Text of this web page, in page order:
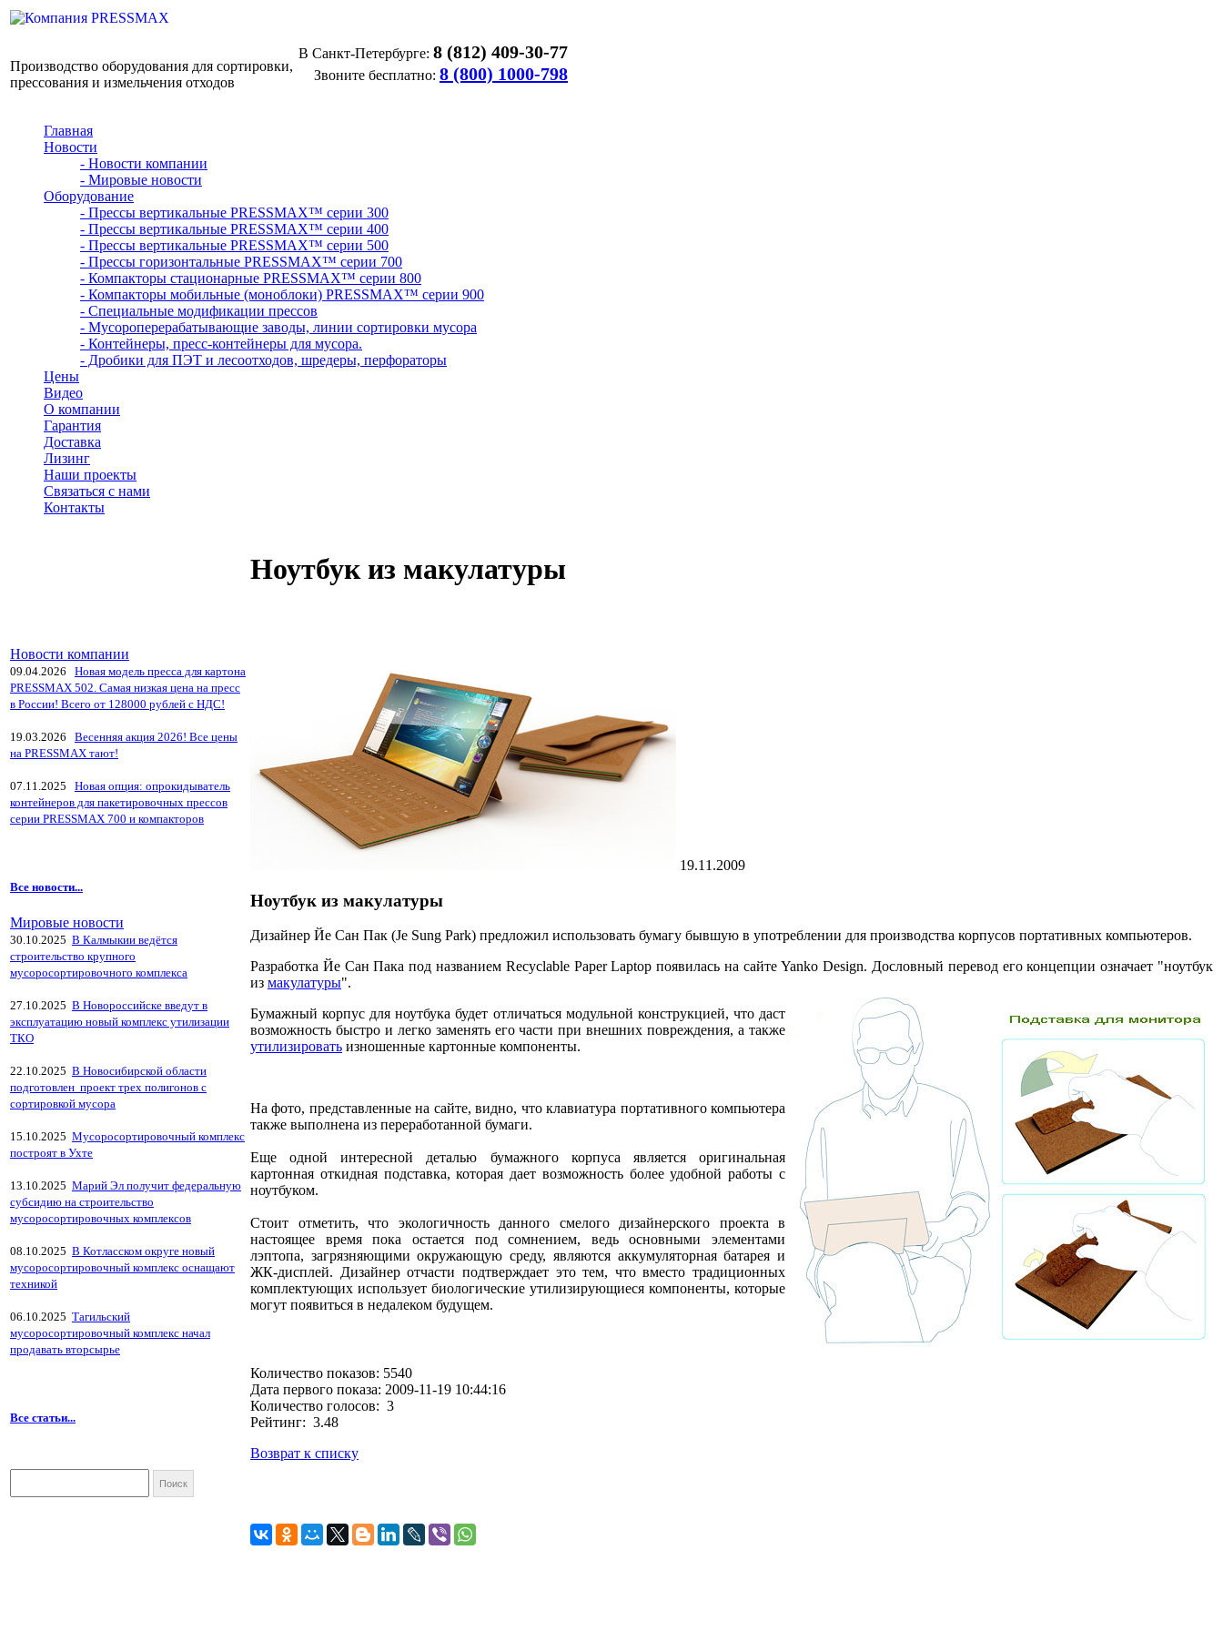
Производство оборудования для сортировки,
прессования и измельчения отходов
В Санкт-Петербурге: 8 (812) 409-30-77
Звоните бесплатно: 8 (800) 1000-798
Главная
Новости
- Новости компании
- Мировые новости
Оборудование
- Прессы вертикальные PRESSMAX™ серии 300
- Прессы вертикальные PRESSMAX™ серии 400
- Прессы вертикальные PRESSMAX™ серии 500
- Прессы горизонтальные PRESSMAX™ серии 700
- Компакторы стационарные PRESSMAX™ серии 800
- Компакторы мобильные (моноблоки) PRESSMAX™ серии 900
- Специальные модификации прессов
- Мусороперерабатывающие заводы, линии сортировки мусора
- Контейнеры, пресс-контейнеры для мусора.
- Дробики для ПЭТ и лесоотходов, шредеры, перфораторы
Цены
Видео
О компании
Гарантия
Доставка
Лизинг
Наши проекты
Связаться с нами
Контакты
Новости компании
09.04.2026
Новая модель пресса для картона
PRESSMAX 502. Самая низкая цена на пресс
в России! Всего от 128000 рублей с НДС!
19.03.2026
Весенняя акция 2026! Все цены
на PRESSMAX тают!
07.11.2025
Новая опция: опрокидыватель
контейнеров для пакетировочных прессов
серии PRESSMAX 700 и компакторов
Все новости...
Мировые новости
30.10.2025 В Калмыкии ведётся
строительство крупного
мусоросортировочного комплекса
27.10.2025 В Новороссийске введут в
эксплуатацию новый комплекс утилизации
ТКО
22.10.2025 В Новосибирской области
подготовлен проект трех полигонов с
сортировкой мусора
15.10.2025 Мусоросортировочный комплекс
построят в Ухте
13.10.2025 Марий Эл получит федеральную
субсидию на строительство
мусоросортировочных комплексов
08.10.2025 В Котласском округе новый
мусоросортировочный комплекс оснащают
техникой
06.10.2025 Тагильский
мусоросортировочный комплекс начал
продавать вторсырье
Все статьи...
Ноутбук из макулатуры
19.11.2009
Ноутбук из макулатуры
Дизайнер Йе Сан Пак (Je Sung Park) предложил использовать бумагу бывшую в употреблении для производства корпусов портативных компьютеров.
Разработка Йе Сан Пака под названием Recyclable Paper Laptop появилась на сайте YankoDesign. Дословный перевод его концепции означает "ноутбук
из макулатуры".
Бумажный корпус для ноутбука будет отличаться модульной конструкцией, что даст
возможность быстро и легко заменять его части при внешних повреждения, а также
утилизировать изношенные картонные компоненты.
На фото, представленные на сайте, видно, что клавиатура портативного компьютера
также выполнена из переработанной бумаги.
Еще одной интересной деталью бумажного корпуса является оригинальная
картонная откидная подставка, которая дает возможность более удобной работы с
ноутбуком.
Стоит отметить, что экологичность данного смелого дизайнерского проекта в
настоящее время пока остается под сомнением, ведь основными элементами
лэптопа, загрязняющими окружающую среду, являются аккумуляторная батарея и
ЖК-дисплей. Дизайнер отчасти подтверждает это тем, что вместо традиционных
комплектующих использует биологические утилизирующиеся компоненты, которые
могут появиться в недалеком будущем.
Количество показов: 5540
Дата первого показа: 2009-11-19 10:44:16
Количество голосов: 3
Рейтинг: 3.48
Возврат к списку